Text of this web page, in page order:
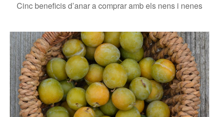
Cinc beneficis d’anar a comprar amb els nens i nenes